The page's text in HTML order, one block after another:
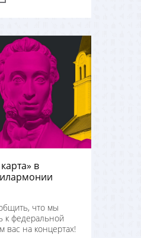
в
что мы
к федеральной
вас на концертах!